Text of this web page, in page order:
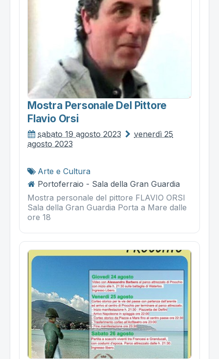
Mostra Personale Del Pittore
Flavio Orsi
sabato 19 agosto 2023
venerdì 25
agosto 2023
Arte e Cultura
Portoferraio - Sala della Gran Guardia
Mostra personale del pittore FLAVIO ORSI
Sala della Gran Guardia Porta a Mare dalle
ore 18